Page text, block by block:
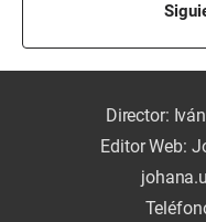
Director:
Editor Web: